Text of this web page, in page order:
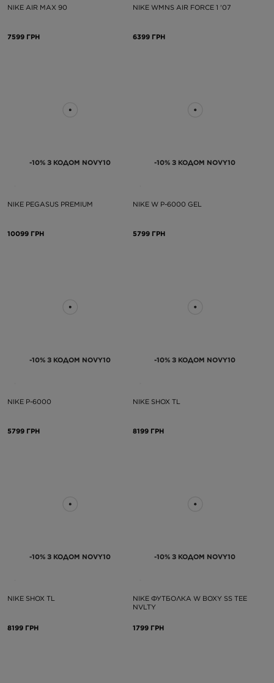
NIKE AIR MAX 90
7599 ГРН
NIKE WMNS AIR FORCE 1 '07
6399 ГРН
-10% З КОДОМ NOVY10
NIKE PEGASUS PREMIUM
10099 ГРН
-10% З КОДОМ NOVY10
NIKE W P-6000 GEL
5799 ГРН
-10% З КОДОМ NOVY10
NIKE P-6000
5799 ГРН
-10% З КОДОМ NOVY10
NIKE SHOX TL
8199 ГРН
-10% З КОДОМ NOVY10
NIKE SHOX TL
8199 ГРН
-10% З КОДОМ NOVY10
NIKE ФУТБОЛКА W BOXY SS TEE
NVLTY
1799 ГРН